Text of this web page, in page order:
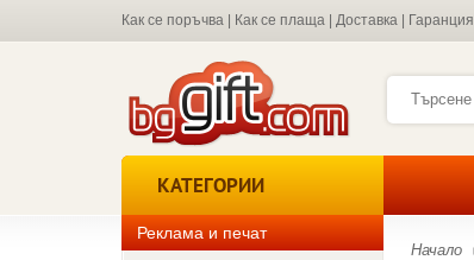
Как се поръчва Как се плаща Доставка Гаранция
КАТЕГОРИИ
Реклама и печат
Начало